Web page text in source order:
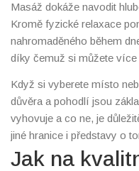
Masáž dokáže navodit
Kromě fyzické relaxace
nahromaděného během
díky čemuž si můžete
nebo chcete jednoduše
může být skvělou volbou.
Když si vyberete místo
důvěra a pohodlí jsou
vyhovuje a co ne, je
jiné hranice i představy o
během masáže říct, co
Jak na